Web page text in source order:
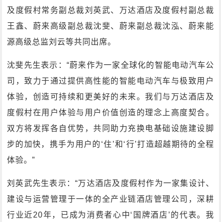
及度假村常务副总裁刘英武、万达酒店及度假村副总裁
王鑫、蔚来高级副总裁沈斐、蔚来副总裁沈泓、蔚来能
源高级总监刘云等共同出席。
沈斐先生表示：“蔚来作为一家全球化的智能电动汽车公
司，致力于通过提供高性能的智能电动汽车与极致用户
体验，创造可持续和更美好的未来。我们与万达酒店及
度假村在用户体验与用户价值创造的理念上高度契合。
双方将发挥各自优势，共同助力充换电基础设施建设脚
步的加快，携手为用户的‘住’和‘行’打造超越期待的全程
体验。”
刘英武先生表示：“万达酒店及度假村作为一家集设计、
建设与运营管理于一体的全产业链酒店管理公司，深耕
行业近20年，已成为消费者心中‘国牌酒店’的代表。我